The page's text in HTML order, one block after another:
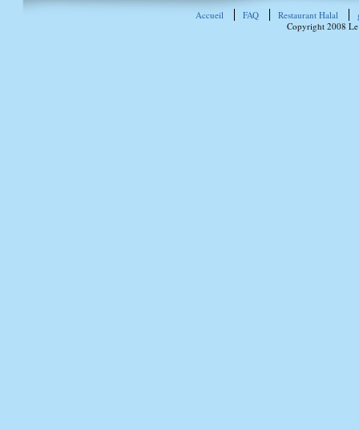
Accueil FAQ Restaurant Halal
Copyright 2008